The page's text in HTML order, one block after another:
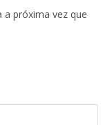
a próxima vez que